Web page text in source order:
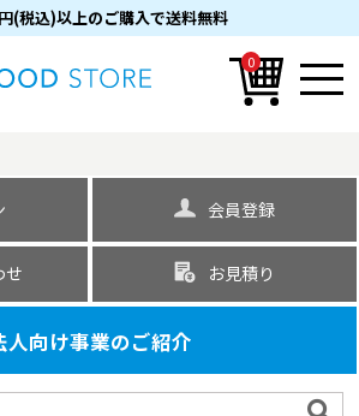
(税込)以上のご購入で送料無料
0
会員登録
せ お見積り
人向け事業のご紹介